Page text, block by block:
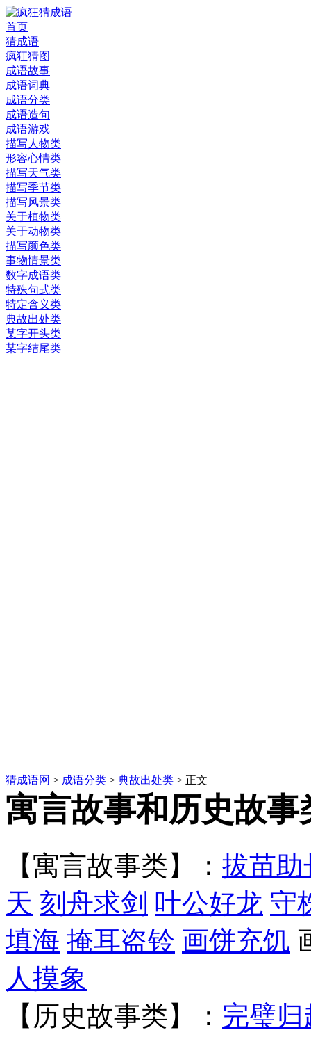
首页
猜成语
疯狂猜图
成语故事
成语词典
成语分类
成语造句
成语游戏
描写人物类
形容心情类
描写天气类
描写季节类
描写风景类
关于植物类
关于动物类
描写颜色类
事物情景类
数字成语类
特殊句式类
特定含义类
典故出处类
某字开头类
某字结尾类
猜成语网 > 成语分类 > 典故出处类 > 正文
寓言故事和历史故事
【寓言故事类】： 拔苗助
天 刻舟求剑 叶公好龙 守
填海 掩耳盗铃 画饼充饥
人摸象
【历史故事类】： 完璧归